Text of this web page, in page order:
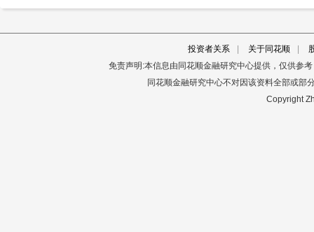
投资者关系 关于同花顺
免责声明:本信息由同花顺金融研究中心提供，仅供参
同花顺金融研究中心不对因该资料全部或部
Copyright